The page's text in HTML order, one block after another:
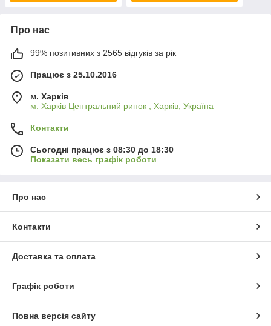
Про нас
99% позитивних з 2565 відгуків за рік
Працює з 25.10.2016
м. Харків
м. Харків Центральний ринок , Харків, Україна
Контакти
Сьогодні працює з 08:30 до 18:30
Показати весь графік роботи
Про нас
Контакти
Доставка та оплата
Графік роботи
Повна версія сайту